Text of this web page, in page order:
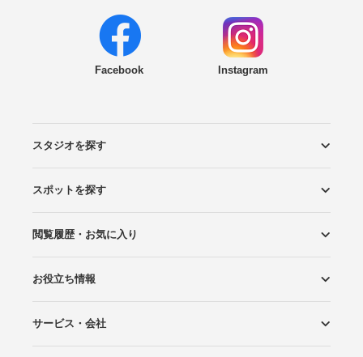
Facebook Instagram
スタジオを探す
エリアから探す
こだわりから探す
NEW PHOTO STYLE
プランから探す
フォトタイプ診断
フォトグラファーから探す
国内リゾートから探す
スポットを探す
ロケーションから探す
スタジオから探す
閲覧履歴・お気に入り
閲覧スタジオ
お気に入り
お役立ち情報
Wedding Photo マガジン
はじめてガイド
サービス・会社